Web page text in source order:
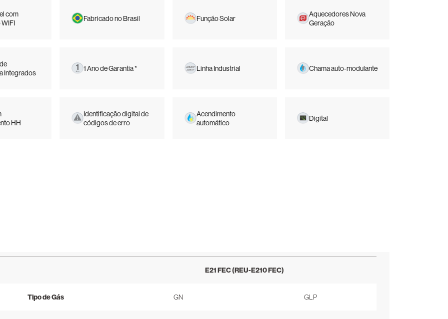
com
Fabricado no Brasil Função Solar
Aquecedores Nova
Geração
Integrados
1 Ano de Garantia * Linha Industrial Chama auto-modulante
HH
Identificação digital de
códigos de erro
Acendimento
automático
Digital
E21 FEC (REU-E210 FEC)
Tipo de Gás GN GLP